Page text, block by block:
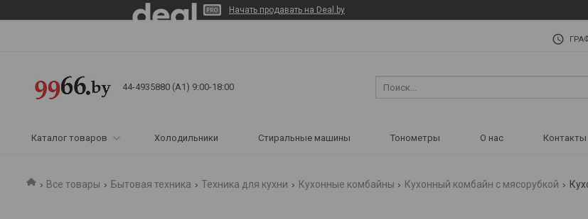
Начать продавать на Deal.by
44-4935880 (A1) 9:00-18:00
Каталог товаров Холодильники Стиральные машины Тонометры О нас Контакты
Все товары Бытовая техника Техника для кухни Кухонные комбайны Кухонный комбайн с мясорубкой